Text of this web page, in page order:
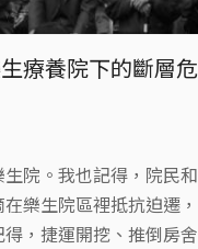
療養院下的斷層危
院。我也記得，院民和
樂生院區裡抵抗迫遷，
，捷運開挖、推倒房舍